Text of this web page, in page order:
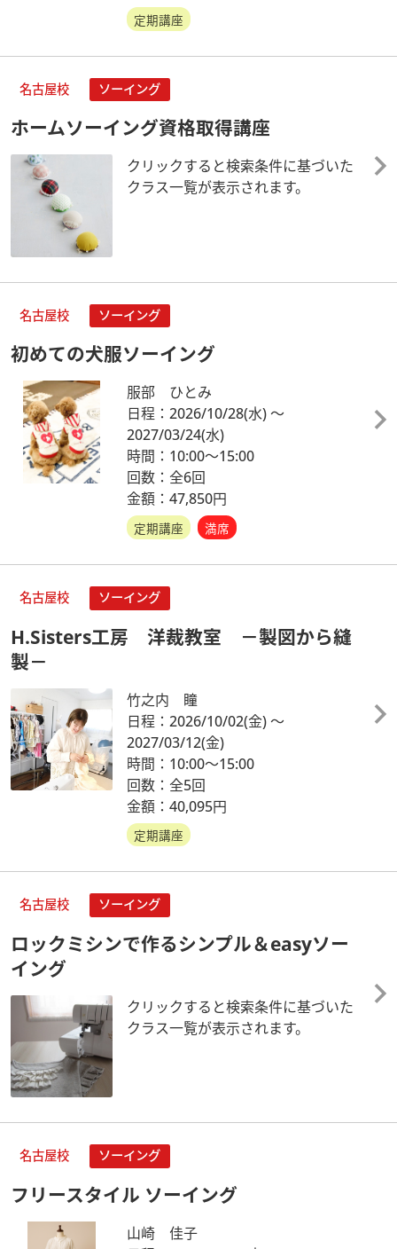
定期講座
名古屋校 ソーイング
ホームソーイング資格取得講座
クリックすると検索条件に基づいた
クラス一覧が表示されます。
名古屋校 ソーイング
初めての犬服ソーイング
服部 ひとみ
日程：2026/10/28(水)～
2027/03/24(水)
時間：10:00～15:00
回数：全6回
金額：47,850円
定期講座 満席
名古屋校 ソーイング
H.Sisters工房 洋裁教室 －製図から縫
製－
竹之内 瞳
日程：2026/10/02(金)～
2027/03/12(金)
時間：10:00～15:00
回数：全5回
金額：40,095円
定期講座
名古屋校 ソーイング
ロックミシンで作るシンプル＆easyソー
イング
クリックすると検索条件に基づいた
クラス一覧が表示されます。
名古屋校 ソーイング
フリースタイル ソーイング
山崎 佳子